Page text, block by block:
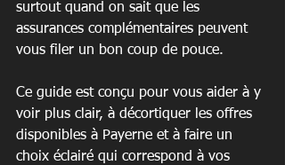
surtout quand on sait que les
assurances complémentaires peuvent
vous filer un bon coup de pouce.
Ce guide est conçu pour vous aider à y
voir plus clair, à décortiquer les offres
disponibles à Payerne et à faire un
choix éclairé qui correspond à vos